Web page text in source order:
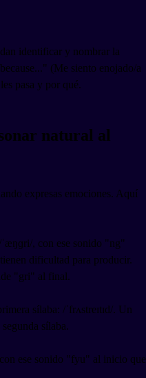
identificar y nombrar la
(Me siento enojado/a
pasa y por qué.
natural al
expresas emociones. Aquí
, con ese sonido "ng"
dificultad para producir.
"gri" al final.
sílaba: /ˈfrʌstreɪtɪd/. Un
sílaba.
ese sonido "fyu" al inicio que